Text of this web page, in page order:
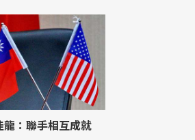
龍：聯手相互成就